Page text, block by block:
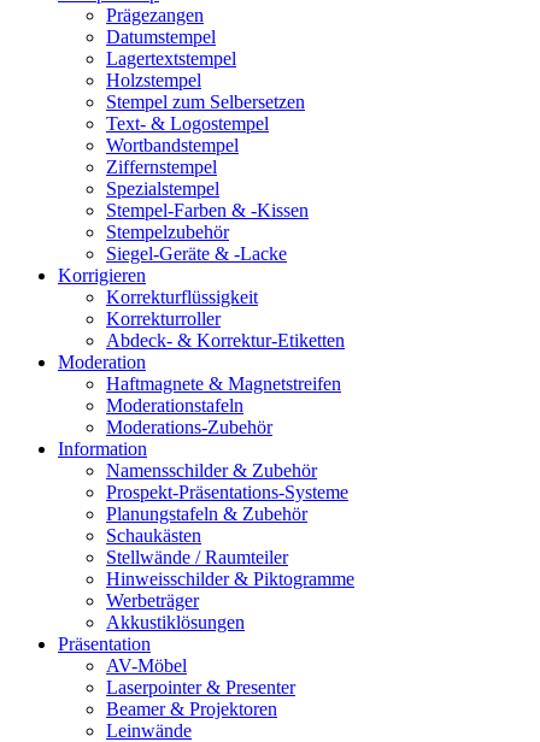
Prägezangen
Datumstempel
Lagertextstempel
Holzstempel
Stempel zum Selbersetzen
Text- & Logostempel
Wortbandstempel
Ziffernstempel
Spezialstempel
Stempel-Farben & -Kissen
Stempelzubehör
Siegel-Geräte & -Lacke
Korrigieren
Korrekturflüssigkeit
Korrekturroller
Abdeck- & Korrektur-Etiketten
Moderation
Haftmagnete & Magnetstreifen
Moderationstafeln
Moderations-Zubehör
Information
Namensschilder & Zubehör
Prospekt-Präsentations-Systeme
Planungstafeln & Zubehör
Schaukästen
Stellwände / Raumteiler
Hinweisschilder & Piktogramme
Werbeträger
Akkustiklösungen
Präsentation
AV-Möbel
Laserpointer & Presenter
Beamer & Projektoren
Leinwände